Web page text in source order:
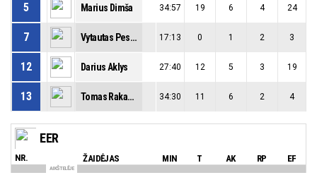
5 Marius Dimša 34:57 19 6 4 24
7 Vytautas Peseckis 17:13 0 1 2 3
12 Darius Aklys 27:40 12 5 3 19
13 Tomas Rakauskas 34:30 11 6 2 4
EER
NR. ŽAIDĖJAS MIN T AK RP EF
AIKŠTELĖJE